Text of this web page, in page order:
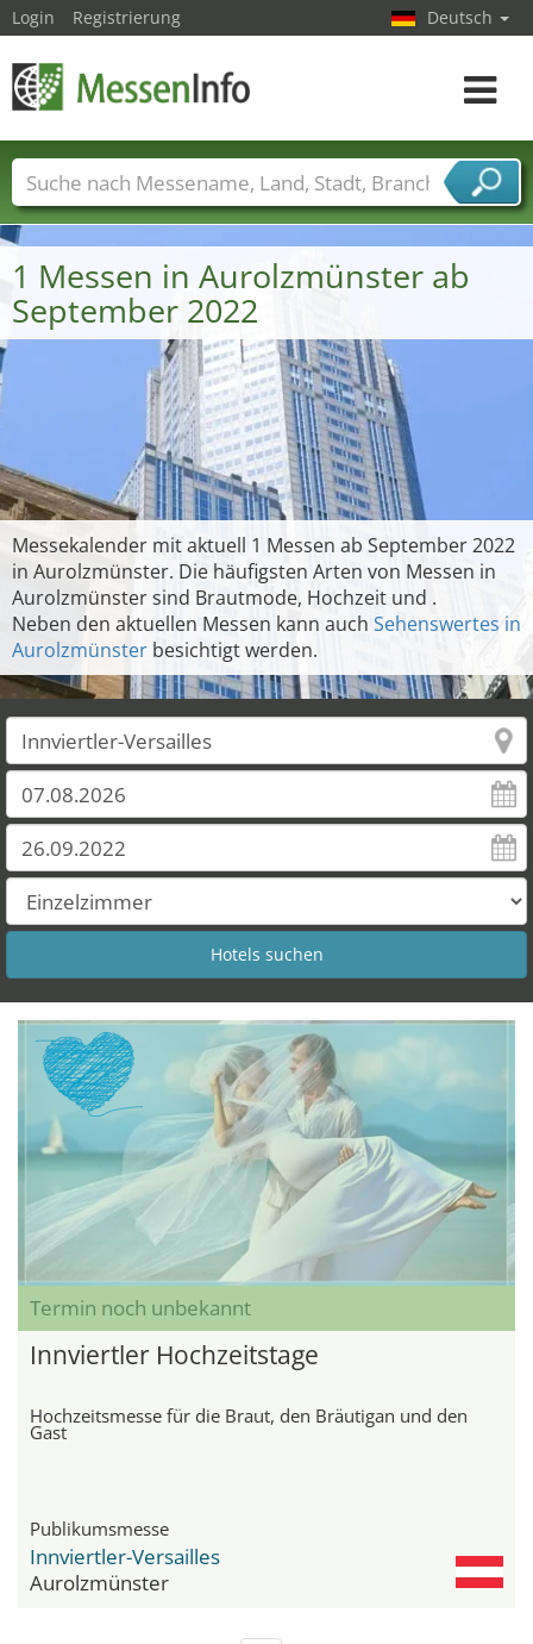
1 Messen in Aurolzmünster ab
September 2022
Messekalender mit aktuell 1 Messen ab September 2022
in Aurolzmünster. Die häufigsten Arten von Messen in
Aurolzmünster sind Brautmode, Hochzeit und .
Neben den aktuellen Messen kann auch Sehenswertes in
Aurolzmünster besichtigt werden.
Termin noch unbekannt
Innviertler Hochzeitstage
Hochzeitsmesse für die Braut, den Bräutigan und den
Gast
Publikumsmesse
Innviertler-Versailles
Aurolzmünster
Login Registrierung Deutsch
Toggle
Messenamen Länder Städte
Branchen
Dienstleisterbranchen